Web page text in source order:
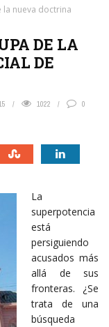
nueva doctrina
DE LA
DE
1022 0
La
superpotencia
está
persiguiendo
acusados más
allá de sus
fronteras. ¿Se
trata de una
búsqueda